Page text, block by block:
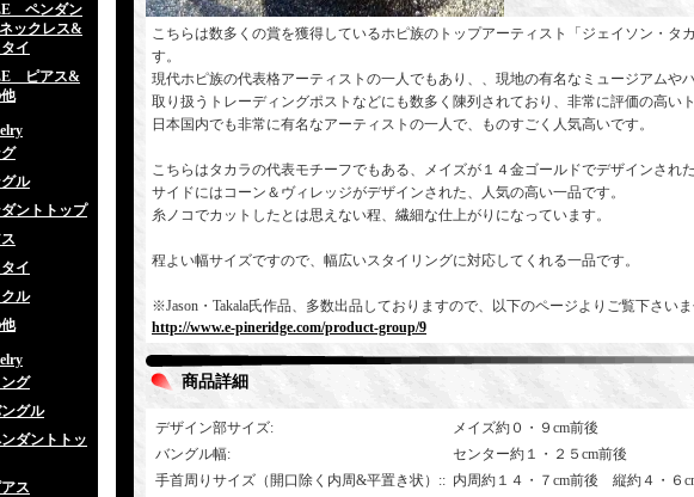
ペンダン
ックレス&
イ
ピアス&
ル
ントトップ
イ
ル
グ
グル
ダントトッ
ス
こちらは数多くの賞を獲得しているホピ族のトップアーティスト「ジェイソン・タ
す。
現代ホピ族の代表格アーティストの一人でもあり、、現地の有名なミュージアムや
取り扱うトレーディングポストなどにも数多く陳列されており、非常に評価の高い
日本国内でも非常に有名なアーティストの一人で、ものすごく人気高いです。
こちらはタカラの代表モチーフでもある、メイズが１４金ゴールドでデザインされ
サイドにはコーン＆ヴィレッジがデザインされた、人気の高い一品です。
糸ノコでカットしたとは思えない程、繊細な仕上がりになっています。
程よい幅サイズですので、幅広いスタイリングに対応してくれる一品です。
※Jason・Takala氏作品、多数出品しておりますので、以下のページよりご覧下さいま
http://www.e-pineridge.com/product-group/9
商品詳細
デザイン部サイズ:
メイズ約０・９cm前後
バングル幅:
センター約１・２５cm前後
手首周りサイズ（開口除く内周&平置き状）:: 内周約１４・７cm前後 縦約４・６